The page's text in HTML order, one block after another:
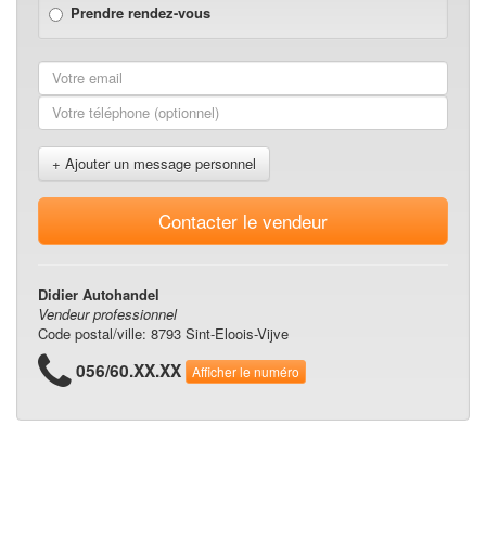
Prendre rendez-vous
+ Ajouter un message personnel
Contacter le vendeur
Didier Autohandel
Vendeur professionnel
Code postal/ville: 8793 Sint-Eloois-Vijve
056/60.XX.XX Afficher le numéro